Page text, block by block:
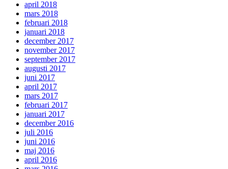
april 2018
mars 2018
februari 2018
januari 2018
december 2017
november 2017
september 2017
augusti 2017
juni 2017
april 2017
mars 2017
februari 2017
januari 2017
december 2016
juli 2016
juni 2016
maj 2016
april 2016